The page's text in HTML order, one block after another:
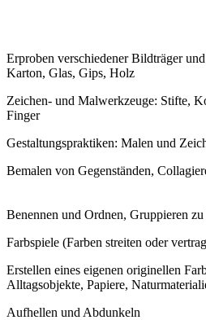
Erproben verschiedener Bildträger
Karton, Glas, Gips, Holz
Zeichen- und Malwerkzeuge: Stifte,
Finger
Gestaltungspraktiken: Malen und
Bemalen von Gegenständen,
Benennen und Ordnen, Gruppieren
Farbspiele (Farben streiten oder
Erstellen eines eigenen originellen
Alltagsobjekte, Papiere,
Aufhellen und Abdunkeln